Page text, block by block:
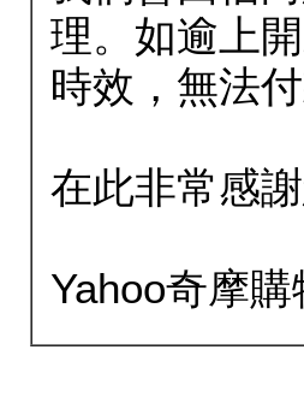
理。如逾上
時效，無法付
在此非常感
Yahoo奇摩